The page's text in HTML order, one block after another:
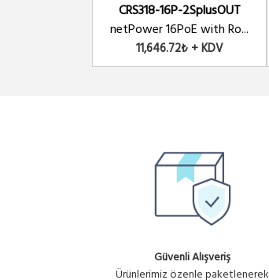
CRS318-16P-2SplusOUT
netPower 16PoE with Ro...
11,646.72₺ + KDV
Güvenli Alışveriş
Ürünlerimiz özenle paketlenerek